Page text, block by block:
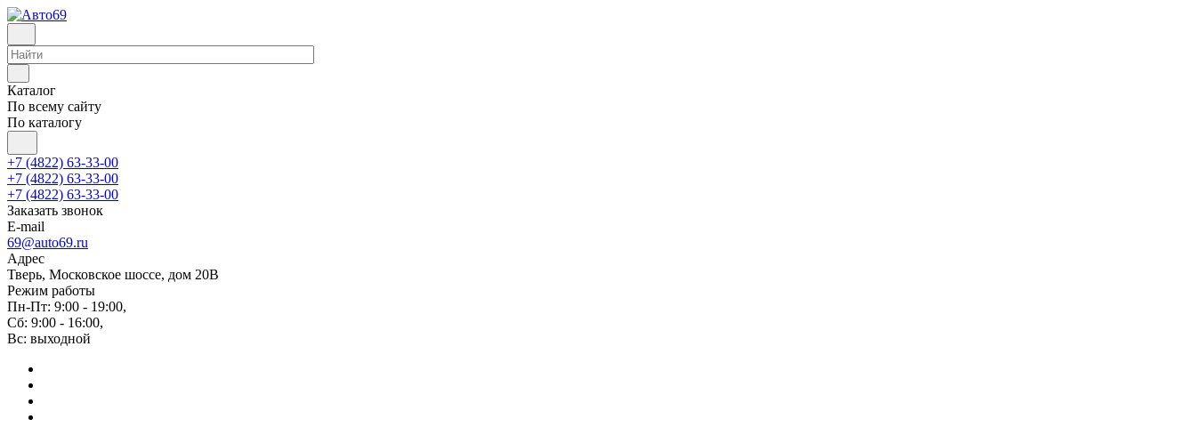
Каталог
По всему сайту
По каталогу
+7 (4822) 63-33-00
+7 (4822) 63-33-00
+7 (4822) 63-33-00
Заказать звонок
E-mail
69@auto69.ru
Адрес
Тверь, Московское шоссе, дом 20В
Режим работы
Пн-Пт: 9:00 - 19:00,
Сб: 9:00 - 16:00,
Вс: выходной